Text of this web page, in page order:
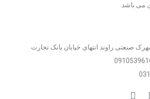
می باشد.
صنعتی راوند انتهای خیابان بانک تجارت